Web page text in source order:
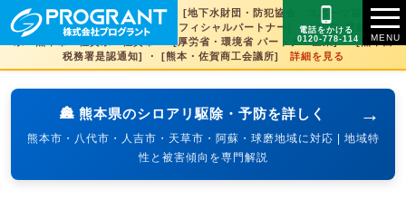
[文化財虫菌害研究所 賛助会員] ・ [地下水財団・防犯協会・スポーツ協会×3県
賛助] ・ [火の国サラマンダーズオフィシャルパートナー] ・ [SDGs登録] 熊本
県・熊本市・佐賀県・佐賀市 ・ [厚労省・環境省 パートナー企業] ・ [熊本西
税務署是認通知] ・ [熊本・佐賀商工会議所] 詳細を見る
→
🏯 熊本県のシロアリ駆除・予防を詳しく
熊本市・八代市・人吉市・天草市・阿蘇・球磨地域に対応 | 地域特
性と被害傾向を専門解説
電話をかける
0120-778-114